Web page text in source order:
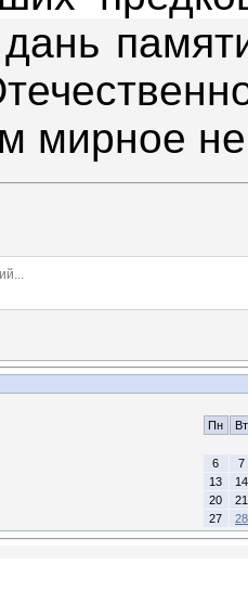
мирное
Пн Вт
6
7
13
14
20
21
27
28